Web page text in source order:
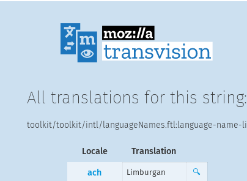
All translations for this string:
toolkit/toolkit/intl/languageNames.ftl:language-name-li
Locale Translation
ach Limburgan 🔍